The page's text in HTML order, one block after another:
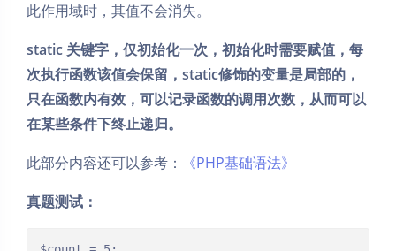
此作用域时，其值不会消失。
static 关键字，仅初始化一次，初始化时需要赋值，每
次执行函数该值会保留，static修饰的变量是局部的，
只在函数内有效，可以记录函数的调用次数，从而可以
在某些条件下终止递归。
此部分内容还可以参考：
《PHP基础语法》
真题测试：